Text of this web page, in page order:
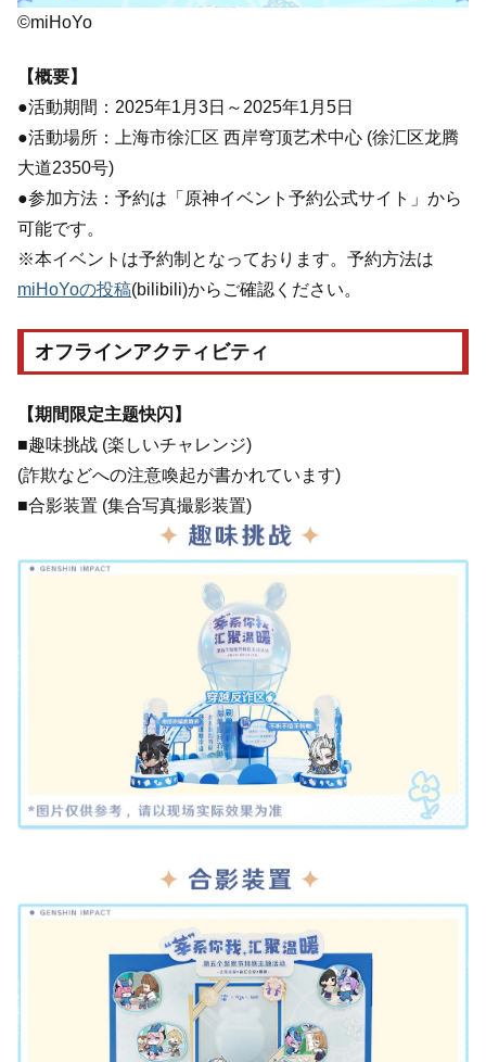
©miHoYo
【概要】
●活動期間：2025年1月3日～2025年1月5日
●活動場所：上海市徐汇区 西岸穹顶艺术中心 (徐汇区龙腾
大道2350号)
●参加方法：予約は「原神イベント予約公式サイト」から
可能です。
※本イベントは予約制となっております。予約方法は
miHoYoの投稿(bilibili)からご確認ください。
オフラインアクティビティ
【期間限定主题快闪】
■趣味挑战 (楽しいチャレンジ)
(詐欺などへの注意喚起が書かれています)
■合影装置 (集合写真撮影装置)